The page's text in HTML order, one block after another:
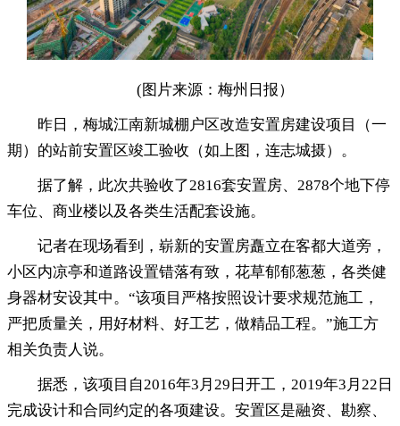
(图片来源：梅州日报）
昨日 ， 梅城江南新城棚户区改造安置房建设项目（一
期）的站前安置区竣工验收（如上图，连志城摄）
。
据了解 ， 此次共验收了2816套安置房、2878个地下停
车位、商业楼以及各类生活配套设施。
记者在现场看到 ， 崭新的安置房矗立在客都大道旁，
小区内凉亭和道路设置错落有致 ， 花草郁郁葱葱，各类健
身器材安设其中 。 “该项目严格按照设计要求规范施工，
严把质量关 ， 用好材料、好工艺，做精品工程。 ”施工方
相关负责人说。
据悉 ， 该项目自2016年3月29日开工，2019年3月22日
完成设计和合同约定的各项建设。 安置区是融资、勘察、